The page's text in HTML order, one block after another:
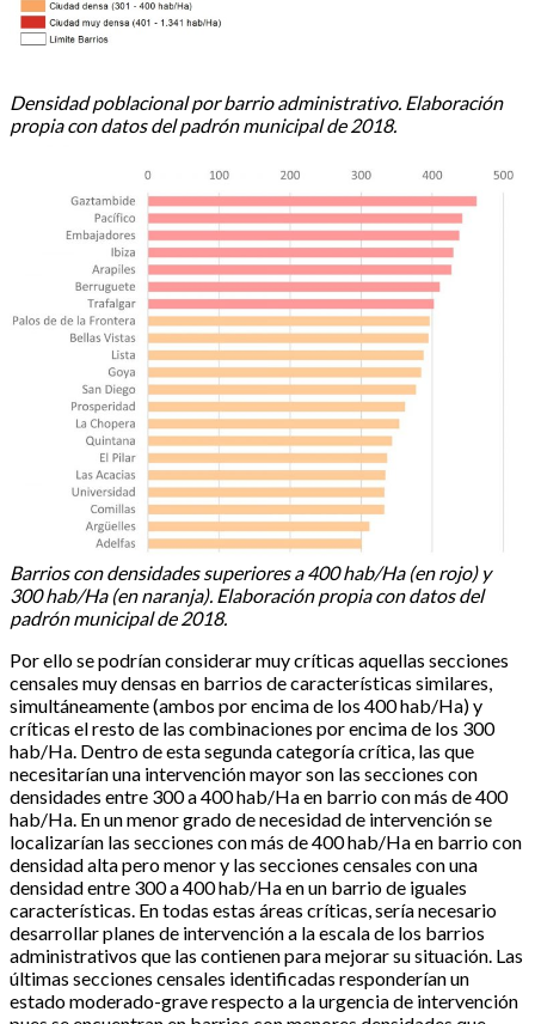
Densidad poblacional por barrio administrativo. Elaboración
propia con datos del padrón municipal de 2018.
Barrios con densidades superiores a 400 hab/Ha (en rojo) y
300 hab/Ha (en naranja). Elaboración propia con datos del
padrón municipal de 2018.
Por ello se podrían considerar muy críticas aquellas secciones
censales muy densas en barrios de características similares,
simultáneamente (ambos por encima de los 400 hab/Ha) y
críticas el resto de las combinaciones por encima de los 300
hab/Ha. Dentro de esta segunda categoría crítica, las que
necesitarían una intervención mayor son las secciones con
densidades entre 300 a 400 hab/Ha en barrio con más de 400
hab/Ha. En un menor grado de necesidad de intervención se
localizarían las secciones con más de 400 hab/Ha en barrio con
densidad alta pero menor y las secciones censales con una
densidad entre 300 a 400 hab/Ha en un barrio de iguales
características. En todas estas áreas críticas, sería necesario
desarrollar planes de intervención a la escala de los barrios
administrativos que las contienen para mejorar su situación. Las
últimas secciones censales identificadas responderían un
estado moderado-grave respecto a la urgencia de intervención